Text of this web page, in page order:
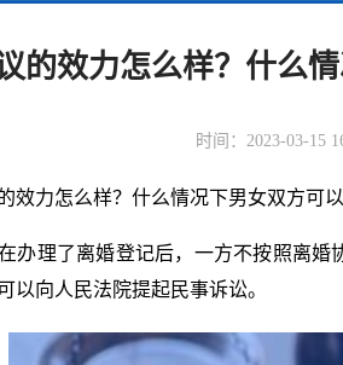
的效力怎么样？什么
时间：2023-03-15
效力怎么样？什么情况下男女双方可
办理了离婚登记后，一方不按照离
以向人民法院提起民事诉讼。